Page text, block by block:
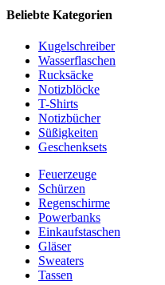
Beliebte Kategorien
Kugelschreiber
Wasserflaschen
Rucksäcke
Notizblöcke
T-Shirts
Notizbücher
Süßigkeiten
Geschenksets
Feuerzeuge
Schürzen
Regenschirme
Powerbanks
Einkaufstaschen
Gläser
Sweaters
Tassen